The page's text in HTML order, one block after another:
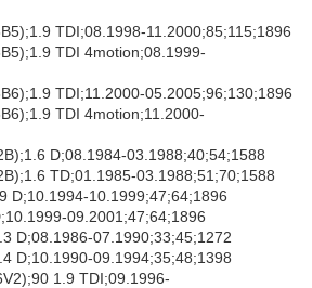
TDI;08.1998-11.2000;85;115;1896
TDI 4motion;08.1999-
TDI;11.2000-05.2005;96;130;1896
TDI 4motion;11.2000-
D;08.1984-03.1988;40;54;1588
TD;01.1985-03.1988;51;70;1588
D;10.1994-10.1999;47;64;1896
09.2001;47;64;1896
D;08.1986-07.1990;33;45;1272
D;10.1990-09.1994;35;48;1398
1.9 TDI;09.1996-